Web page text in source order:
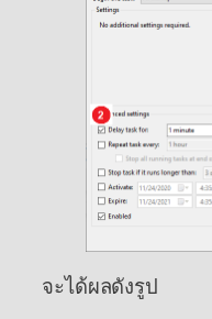
จะได้ผลดังรูป